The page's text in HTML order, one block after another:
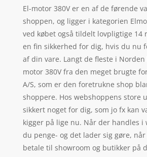
El-motor 380V er en af de førende
shoppen, og ligger i kategorien
ved købet også tildelt lovpligtige 14
en fin sikkerhed for dig, hvis du nu
af din vare. Langt de fleste i Norden
motor 380V fra den meget brugte
A/S, som er den foretrukne shop
shoppere. Hos webshoppens store
sikkert noget for dig, som jo fx kan
kigger på lige nu. Når der handles i
du penge- og det lader sig gøre, når
betale til showroom og butikker på